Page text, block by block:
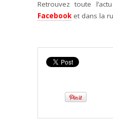
Retrouvez toute
Facebooket dans la